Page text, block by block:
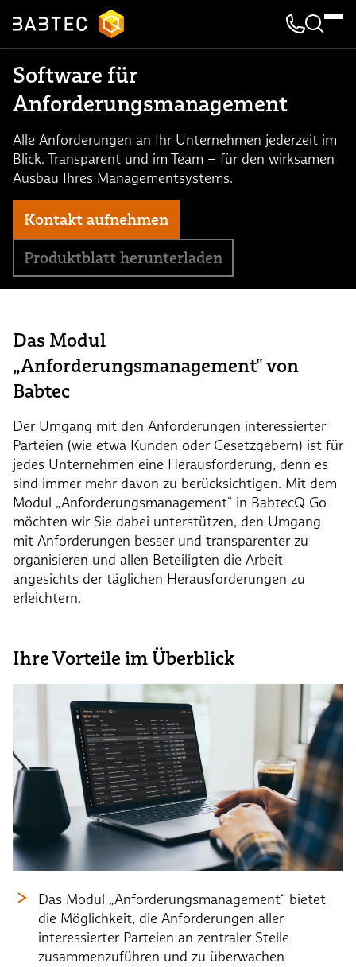
Suche
Kontakt &
Software für
Anforderungsmanagement
Alle Anforderungen an Ihr Unternehmen jederzeit im
Blick. Transparent und im Team – für den wirksamen
Ausbau Ihres Managementsystems.
Kontakt aufnehmen
Produktblatt herunterladen
Das Modul
„Anforderungsmanagement‟ von
Babtec
Der Umgang mit den Anforderungen interessierter
Parteien (wie etwa Kunden oder Gesetzgebern) ist für
jedes Unternehmen eine Herausforderung, denn es
sind immer mehr davon zu berücksichtigen. Mit dem
Modul „Anforderungsmanagement“ in BabtecQ Go
möchten wir Sie dabei unterstützen, den Umgang
mit Anforderungen besser und transparenter zu
organisieren und allen Beteiligten die Arbeit
angesichts der täglichen Herausforderungen zu
erleichtern.
Ihre Vorteile im Überblick
Das Modul „Anforderungsmanagement“ bietet
die Möglichkeit, die Anforderungen aller
interessierter Parteien an zentraler Stelle
zusammenzuführen und zu überwachen